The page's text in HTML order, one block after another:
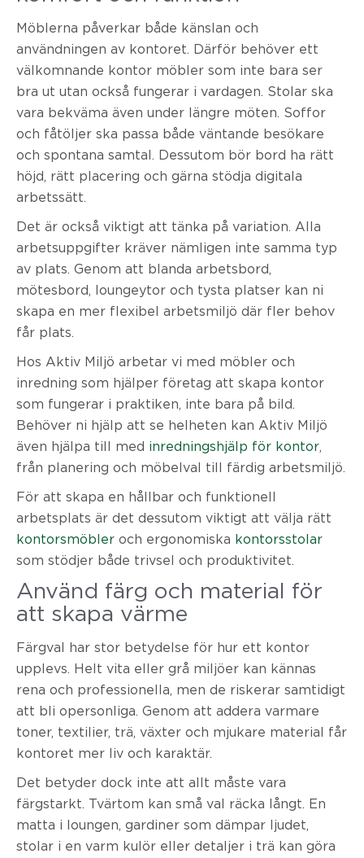
Möblerna påverkar både känslan och
användningen av kontoret. Därför behöver ett
välkomnande kontor möbler som inte bara ser
bra ut utan också fungerar i vardagen. Stolar ska
vara bekväma även under längre möten. Soffor
och fåtöljer ska passa både väntande besökare
och spontana samtal. Dessutom bör bord ha rätt
höjd, rätt placering och gärna stödja digitala
arbetssätt.
Det är också viktigt att tänka på variation. Alla
arbetsuppgifter kräver nämligen inte samma typ
av plats. Genom att blanda arbetsbord,
mötesbord, loungeytor och tysta platser kan ni
skapa en mer flexibel arbetsmiljö där fler behov
får plats.
Hos Aktiv Miljö arbetar vi med möbler och
inredning som hjälper företag att skapa kontor
som fungerar i praktiken, inte bara på bild.
Behöver ni hjälp att se helheten kan Aktiv Miljö
även hjälpa till med inredningshjälp för kontor,
från planering och möbelval till färdig arbetsmiljö.
För att skapa en hållbar och funktionell
arbetsplats är det dessutom viktigt att välja rätt
kontorsmöbler och ergonomiska kontorsstolar
som stödjer både trivsel och produktivitet.
Använd färg och material för
att skapa värme
Färgval har stor betydelse för hur ett kontor
upplevs. Helt vita eller grå miljöer kan kännas
rena och professionella, men de riskerar samtidigt
att bli opersonliga. Genom att addera varmare
toner, textilier, trä, växter och mjukare material får
kontoret mer liv och karaktär.
Det betyder dock inte att allt måste vara
färgstarkt. Tvärtom kan små val räcka långt. En
matta i loungen, gardiner som dämpar ljudet,
stolar i en varm kulör eller detaljer i trä kan göra